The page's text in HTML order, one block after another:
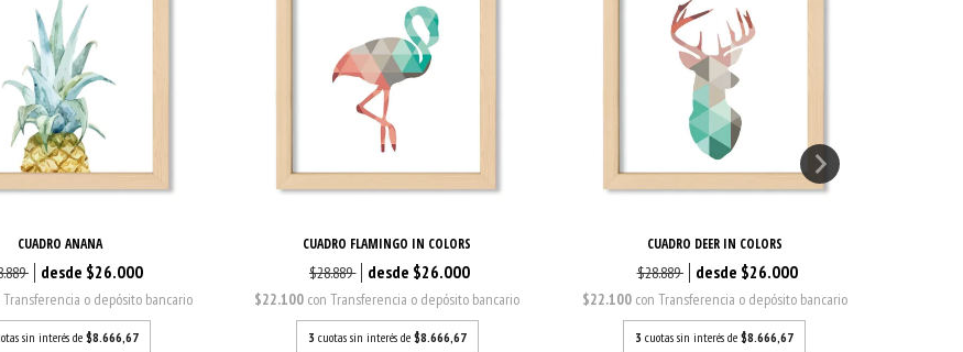
CUADRO ANANA
$26.000
Transferencia o depósito bancario
sin interés de$8.666,67
CUADRO FLAMINGO IN COLORS
$28.889 $26.000
$22.100 con Transferencia o depósito bancario
3 cuotas sin interés de $8.666,67
CUADRO DEER IN COLORS
$28.889 $26.000
$22.100 con Transferencia o depósito bancario
3 cuotas sin interés de$8.666,67